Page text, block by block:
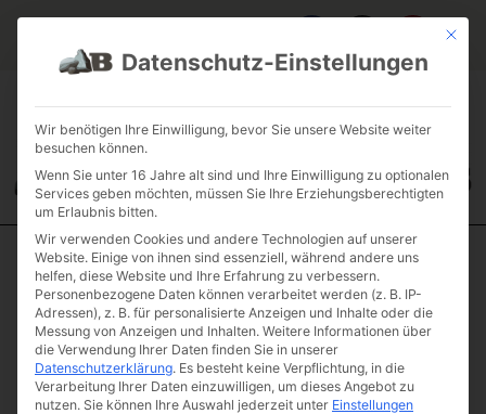
JOBS
FUHRPARK
Start/Schüttgüter/Baubedarf/ Verfüllmaterial
Verfüllmaterial
Artikelnummer: G006
€8,50 (inkl. MwSt.)
Preis / Tonne
Mit
Datenschutz-Einstellungen
Wir benötigen Ihre Einwilligung, bevor Sie unsere Website weiter
besuchen können.
Wenn Sie unter 16 Jahre alt sind und Ihre Einwilligung zu optionalen
Services geben möchten, müssen Sie Ihre Erziehungsberechtigten
um Erlaubnis bitten.
Wir verwenden Cookies und andere Technologien auf unserer
Website. Einige von ihnen sind essenziell, während andere uns
helfen, diese Website und Ihre Erfahrung zu verbessern.
Personenbezogene Daten können verarbeitet werden (z. B. IP-
Adressen), z. B. für personalisierte Anzeigen und Inhalte oder die
Messung von Anzeigen und Inhalten. Weitere Informationen über
die Verwendung Ihrer Daten finden Sie in unserer
Datenschutzerklärung. Es besteht keine Verpflichtung, in die
Verarbeitung Ihrer Daten einzuwilligen, um dieses Angebot zu
nutzen. Sie können Ihre Auswahl jederzeit unter Einstellungen